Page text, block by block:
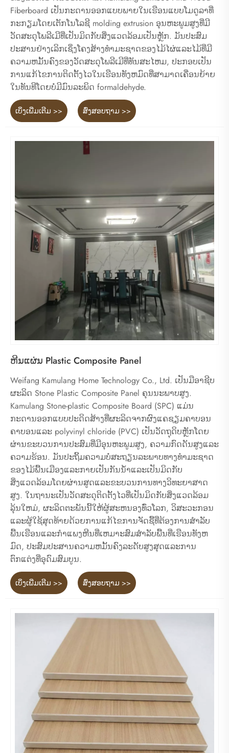
Fiberboard ເປັນກະດານອອກແບບພາຍໃນເຮືອນແບບໂມດູລາທີ່
ກະກຽມໂດຍເຕັກໂນໂລຊີ molding extrusion ອຸນຫະພູມສູງທີ່ມີ
ວັດສະດຸໂພລີເມີທີ່ເປັນມິດກັບສິ່ງແວດລ້ອມເປັນຫຼັກ. ມັນປະສົມ
ປະສານຢ່າງເລິກເຊິ່ງໂຄງສ້າງທໍາມະຊາດຂອງໄມ້ໄຜ່ແລະໄມ້ທີ່ມີ
ຄວາມຫມັ້ນຄົງຂອງວັດສະດຸໂພລີເມີທີ່ທັນສະໄຫມ, ປະກອບເປັນ
ການແກ້ໄຂການຕິດຕັ້ງໄວໃນເຮືອນທັງຫມົດທີ່ສາມາດເຄື່ອນຍ້າຍ
ໃນທັນທີໂດຍບໍ່ມີມົນລະພິດ formaldehyde.
ເບິ່ງເພີ່ມເຕີມ >> ສົ່ງສອບຖາມ >>
ຫີນແຜ່ນ Plastic Composite Panel
Weifang Kamulang Home Technology Co., Ltd. ເປັນມືອາຊີບ
ຜະລິດ Stone Plastic Composite Panel ຄຸນນະພາບສູງ.
Kamulang Stone-plastic Composite Board (SPC) ແມ່ນ
ກະດານອອກແບບປະດິດສ້າງທີ່ຜະລິດຈາກຜົງແຄຊຽມຄາບອນ
ຄາບອນແລະ polyvinyl chloride (PVC) ເປັນວັດຖຸດິບຫຼັກໂດຍ
ຜ່ານຂະບວນການປະສົມທີ່ມີອຸນຫະພູມສູງ, ຄວາມກົດດັນສູງແລະ
ຄວາມຮ້ອນ. ມັນປະຖິ້ມຄວາມບໍ່ສະຖຽນລະພາບທາງທໍາມະຊາດ
ຂອງໄມ້ພື້ນເມືອງແລະກາຍເປັນກັນນ້ໍາແລະເປັນມິດກັບ
ສິ່ງແວດລ້ອມໂດຍຜ່ານສູດແລະຂະບວນການທາງວິທະຍາສາດ
ສູງ. ໃນຖານະເປັນວັດສະດຸຕິດຕັ້ງໄວທີ່ເປັນມິດກັບສິ່ງແວດລ້ອມ
ລຸ້ນໃຫມ່, ຜະລິດຕະພັນນີ້ໃຫ້ຜູ້ສະຫນອງທົ່ວໂລກ, ວິສະວະກອນ
ແລະຜູ້ໃຊ້ສຸດທ້າຍດ້ວຍການແກ້ໄຂການຈັດຊື້ທີ່ຕ້ອງການສໍາລັບ
ພື້ນເຮືອນແລະກໍາແພງຫີນທີ່ເຫມາະສົມສໍາລັບພື້ນທີ່ເຮືອນທັງຫ
ມົດ, ປະສົມປະສານຄວາມຫມັ້ນຄົງລະດັບສູງສຸດແລະການ
ຕົກແຕ່ງທີ່ອຸດົມສົມບູນ.
ເບິ່ງເພີ່ມເຕີມ >> ສົ່ງສອບຖາມ >>